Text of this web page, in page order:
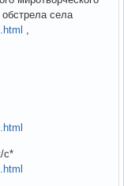
села
с*